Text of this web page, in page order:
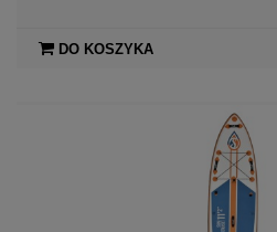
DO KOSZYKA